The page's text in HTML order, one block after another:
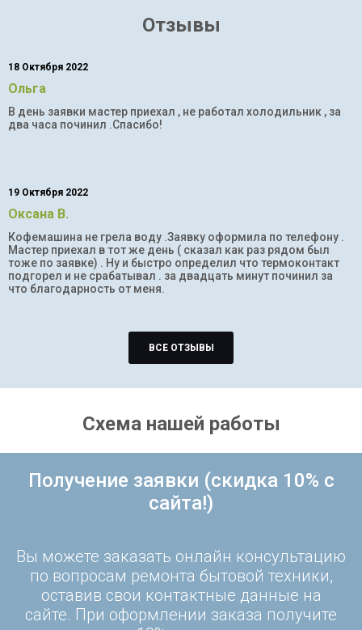
Отзывы
18 Октября 2022
Ольга
В день заявки мастер приехал , не работал холодильник , за
два часа починил .Спасибо!
19 Октября 2022
Оксана В.
Кофемашина не грела воду .Заявку оформила по телефону .
Мастер приехал в тот же день ( сказал как раз рядом был
тоже по заявке) . Ну и быстро определил что термоконтакт
подгорел и не срабатывал . за двадцать минут починил за
что благодарность от меня.
ВСЕ ОТЗЫВЫ
Схема нашей работы
Получение заявки (скидка 10% с
сайта!)
Вы можете заказать онлайн консультацию
по вопросам ремонта бытовой техники,
оставив свои контактные данные на
сайте. При оформлении заказа получите